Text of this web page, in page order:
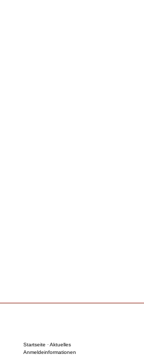
Startseite · Aktuelles
Anmeldeinformationen